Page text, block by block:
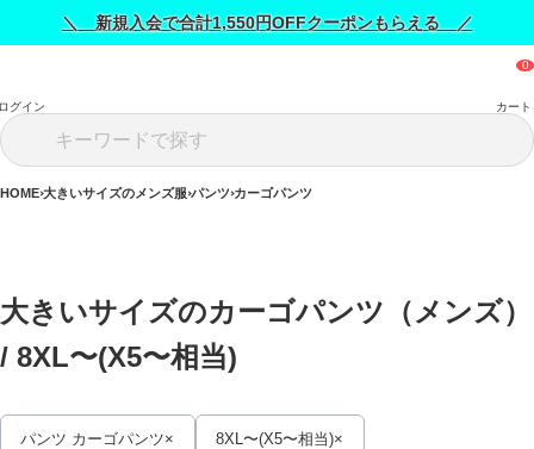
＼ 新規入会で合計1,550円OFFクーポンもらえる ／
グイン カート
HOME 大きいサイズのメンズ服 パンツ カーゴパンツ
大きいサイズのカーゴパンツ（メンズ）
/ 8XL〜(X5〜相当)
パンツ カーゴパンツ 8XL〜(X5〜相当)